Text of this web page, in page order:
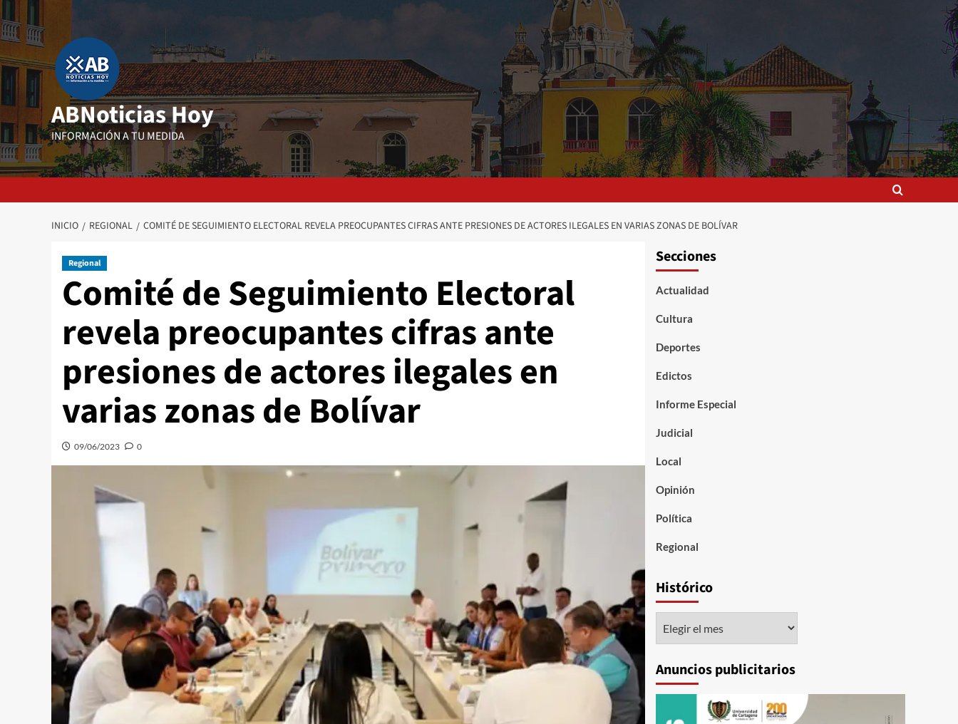
al
contenido
ABNoticias Hoy
INFORMACIÓN A TU MEDIDA
INICIO REGIONAL COMITÉ DE SEGUIMIENTO ELECTORAL REVELA PREOCUPANTES CIFRAS ANTE PRESIONES DE ACTORES ILEGALES EN VARIAS ZONAS DE BOLÍVAR
Regional
Comité de Seguimiento Electoral
revela preocupantes cifras ante
presiones de actores ilegales en
varias zonas de Bolívar
09/06/2023 0
Secciones
Actualidad
Cultura
Deportes
Edictos
Informe Especial
Judicial
Local
Opinión
Política
Regional
Histórico
Anuncios publicitarios